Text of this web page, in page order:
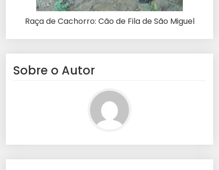
Raça de Cachorro: Cão de Fila de São Miguel
Sobre o Autor